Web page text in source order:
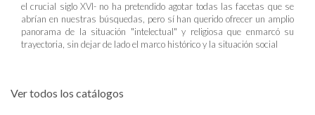
el crucial siglo XVI- no ha pretendido agotar todas las facetas que se
abrían en nuestras búsquedas, pero sí han querido ofrecer un amplio
panorama de la situación "intelectual" y religiosa que enmarcó su
trayectoria, sin dejar de lado el marco histórico y la situación social
Ver todos los catálogos